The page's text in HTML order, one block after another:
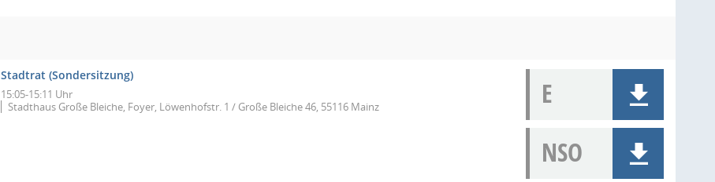
Stadtrat (Sondersitzung)
15:05-15:11 Uhr
Stadthaus Große Bleiche, Foyer, Löwenhofstr. 1 / Große Bleiche 46, 55116 Mainz
E
NSO